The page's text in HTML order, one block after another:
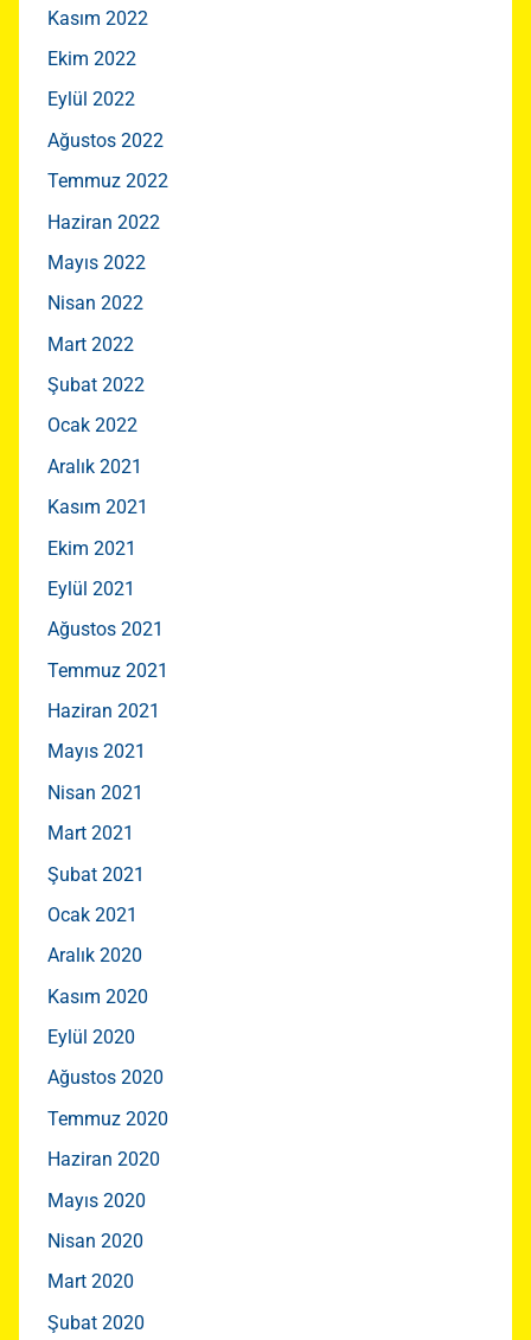
Kasım 2022
Ekim 2022
Eylül 2022
Ağustos 2022
Temmuz 2022
Haziran 2022
Mayıs 2022
Nisan 2022
Mart 2022
Şubat 2022
Ocak 2022
Aralık 2021
Kasım 2021
Ekim 2021
Eylül 2021
Ağustos 2021
Temmuz 2021
Haziran 2021
Mayıs 2021
Nisan 2021
Mart 2021
Şubat 2021
Ocak 2021
Aralık 2020
Kasım 2020
Eylül 2020
Ağustos 2020
Temmuz 2020
Haziran 2020
Mayıs 2020
Nisan 2020
Mart 2020
Şubat 2020